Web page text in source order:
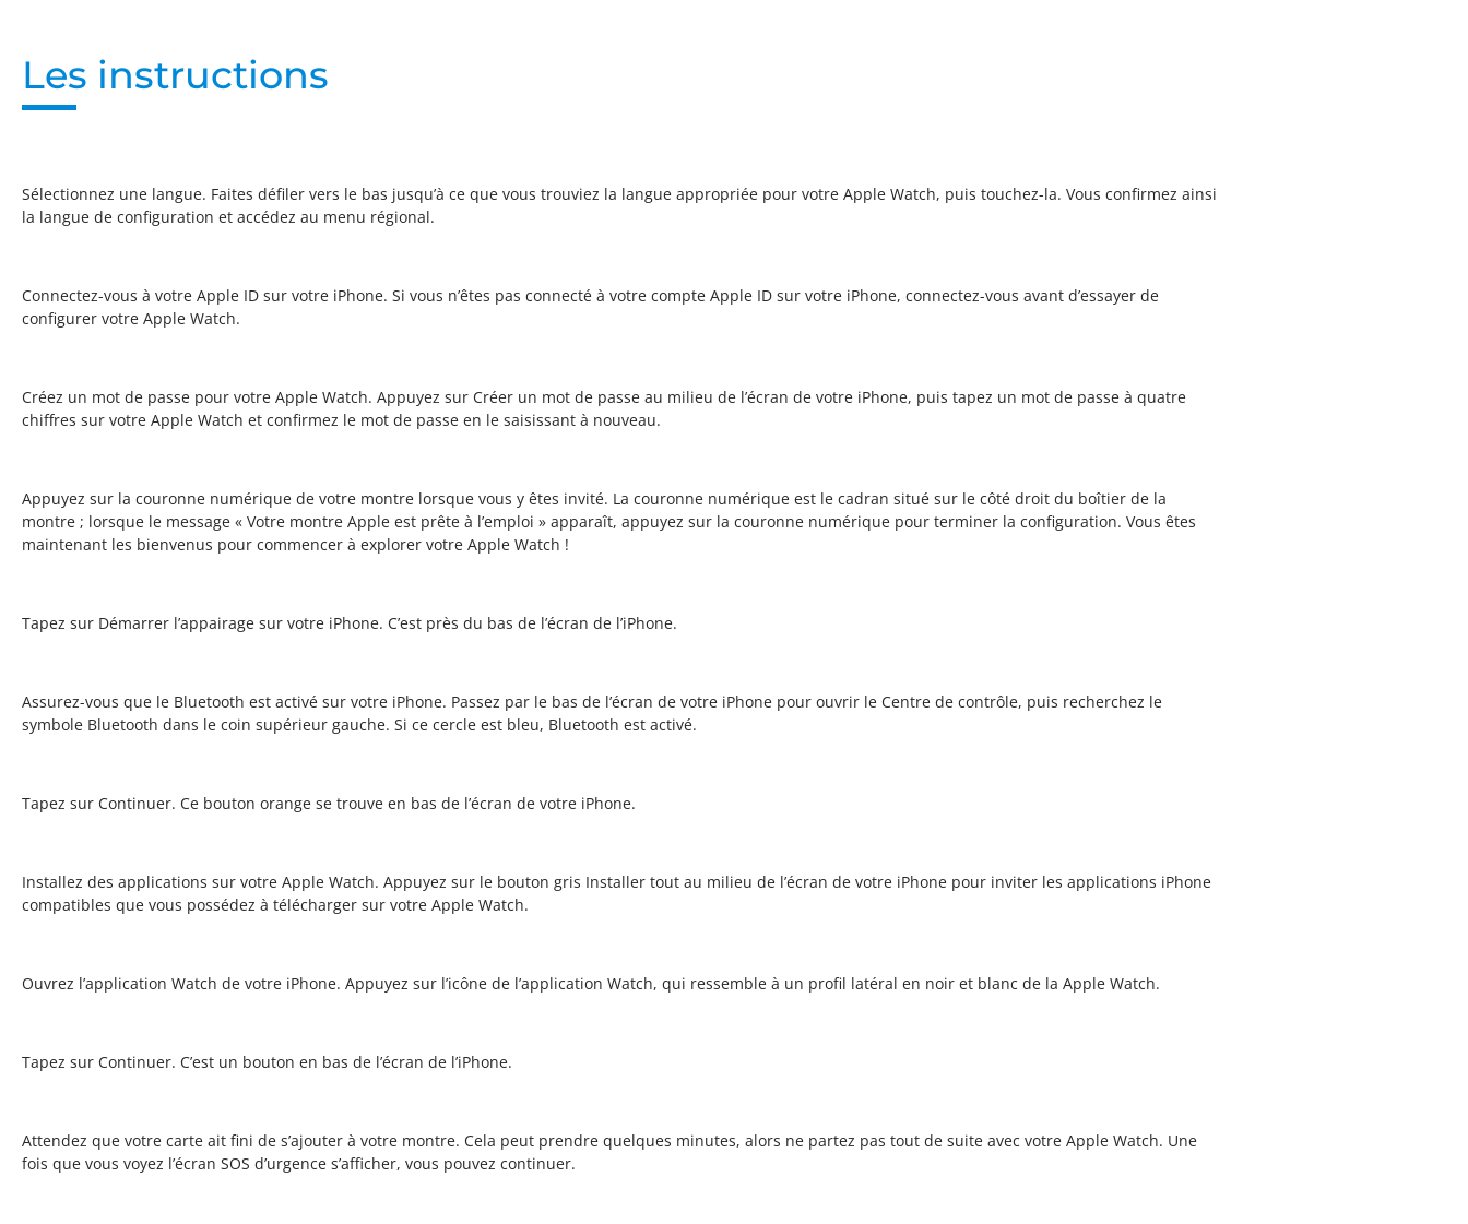
Les instructions
Sélectionnez une langue. Faites défiler vers le bas jusqu’à ce que vous trouviez la langue appropriée pour votre Apple Watch, puis touchez-la. Vous confirmez ainsi
la langue de configuration et accédez au menu régional.
Connectez-vous à votre Apple ID sur votre iPhone. Si vous n’êtes pas connecté à votre compte Apple ID sur votre iPhone, connectez-vous avant d’essayer de
configurer votre Apple Watch.
Créez un mot de passe pour votre Apple Watch. Appuyez sur Créer un mot de passe au milieu de l’écran de votre iPhone, puis tapez un mot de passe à quatre
chiffres sur votre Apple Watch et confirmez le mot de passe en le saisissant à nouveau.
Appuyez sur la couronne numérique de votre montre lorsque vous y êtes invité. La couronne numérique est le cadran situé sur le côté droit du boîtier de la
montre ; lorsque le message « Votre montre Apple est prête à l’emploi » apparaît, appuyez sur la couronne numérique pour terminer la configuration. Vous êtes
maintenant les bienvenus pour commencer à explorer votre Apple Watch !
Tapez sur Démarrer l’appairage sur votre iPhone. C’est près du bas de l’écran de l’iPhone.
Assurez-vous que le Bluetooth est activé sur votre iPhone. Passez par le bas de l’écran de votre iPhone pour ouvrir le Centre de contrôle, puis recherchez le
symbole Bluetooth dans le coin supérieur gauche. Si ce cercle est bleu, Bluetooth est activé.
Tapez sur Continuer. Ce bouton orange se trouve en bas de l’écran de votre iPhone.
Installez des applications sur votre Apple Watch. Appuyez sur le bouton gris Installer tout au milieu de l’écran de votre iPhone pour inviter les applications iPhone
compatibles que vous possédez à télécharger sur votre Apple Watch.
Ouvrez l’application Watch de votre iPhone. Appuyez sur l’icône de l’application Watch, qui ressemble à un profil latéral en noir et blanc de la Apple Watch.
Tapez sur Continuer. C’est un bouton en bas de l’écran de l’iPhone.
Attendez que votre carte ait fini de s’ajouter à votre montre. Cela peut prendre quelques minutes, alors ne partez pas tout de suite avec votre Apple Watch. Une
fois que vous voyez l’écran SOS d’urgence s’afficher, vous pouvez continuer.